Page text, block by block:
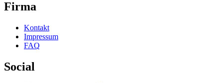
Firma
Kontakt
Impressum
FAQ
Social